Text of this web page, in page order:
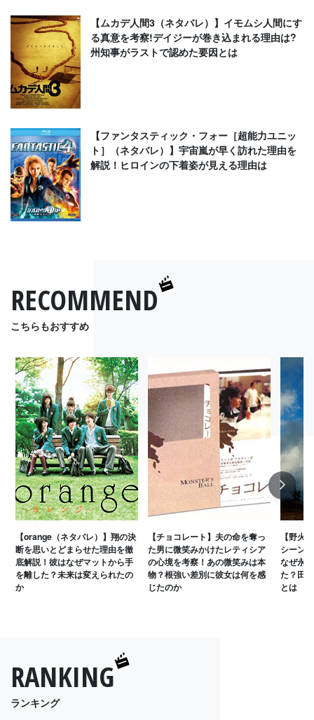
【ムカデ人間3（ネタバレ）】イモムシ人間にす
る真意を考察!デイジーが巻き込まれる理由は?
州知事がラストで認めた要因とは
【ファンタスティック・フォー［超能力ユニッ
ト］（ネタバレ）】宇宙嵐が早く訪れた理由を
解説！ヒロインの下着姿が見える理由は
RECOMMEND
こちらもおすすめ
【orange（ネタバレ）】翔の決
断を思いとどまらせた理由を徹
底解説！彼はなぜマットから手
を離した？未来は変えられたの
か
【チョコレート】夫の命を奪っ
た男に微笑みかけたレティシア
の心境を考察！あの微笑みは本
物？根強い差別に彼女は何を感
じたのか
【野火
シーン
なぜ永
た？田
とは
Next
RANKING
ランキング